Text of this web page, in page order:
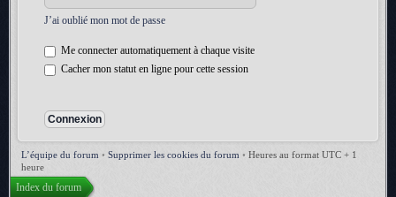
J’ai oublié mon mot de passe
Me connecter automatiquement à chaque visite
Cacher mon statut en ligne pour cette session
L’équipe du forum • Supprimer les cookies du forum • Heures au format UTC + 1
heure
Index du forum